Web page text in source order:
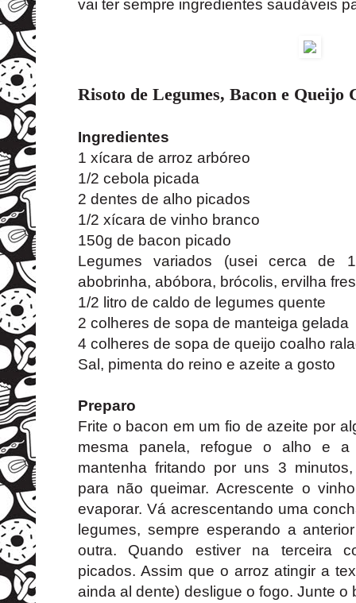
vai ter sempre ingredientes saudáveis
Risoto de Legumes, Bacon e Queijo
Ingredientes
1 xícara de arroz arbóreo
1/2 cebola picada
2 dentes de alho picados
1/2 xícara de vinho branco
150g de bacon picado
Legumes variados (usei cerca de
abobrinha, abóbora, brócolis, ervilha
1/2 litro de caldo de legumes quente
2 colheres de sopa de manteiga gelada
4 colheres de sopa de queijo coalho
Sal, pimenta do reino e azeite a gosto
Preparo
Frite o bacon em um fio de azeite por
mesma panela, refogue o alho e
mantenha fritando por uns 3
para não queimar. Acrescente o
evaporar. Vá acrescentando uma
legumes, sempre esperando a
outra. Quando estiver na terceira
picados. Assim que o arroz atingir a
ainda al dente) desligue o fogo. Junte o